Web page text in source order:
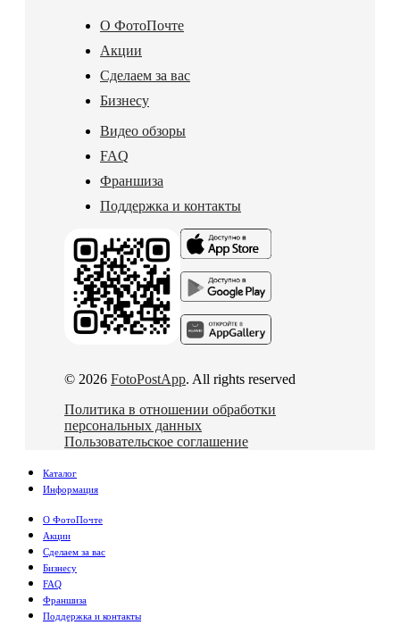
О ФотоПочте
Акции
Сделаем за вас
Бизнесу
Видео обзоры
FAQ
Франшиза
Поддержка и контакты
© 2026 FotoPostApp. All rights reserved
Политика в отношении обработки
персональных данных
Пользовательское соглашение
Каталог
Информация
О ФотоПочте
Акции
Сделаем за вас
Бизнесу
FAQ
Франшиза
Поддержка и контакты